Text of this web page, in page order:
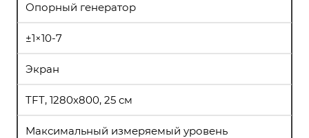
Опорный генератор
±1×10-7
Экран
TFT, 1280х800, 25 см
Максимальный измеряемый уровень